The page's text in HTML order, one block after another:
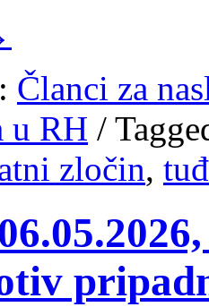
Članci za
u RH /
zločin,